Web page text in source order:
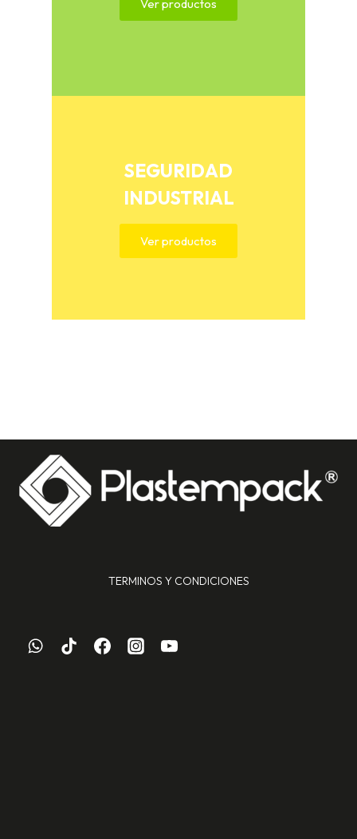
Ver productos
SEGURIDAD
INDUSTRIAL
Ver productos
TERMINOS Y CONDICIONES